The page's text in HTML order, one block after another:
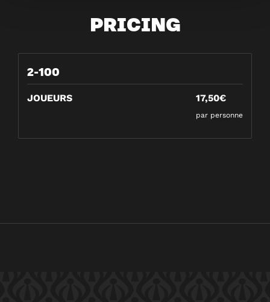
PRICING
2-100
JOUEURS 17,50€
par personne